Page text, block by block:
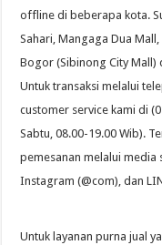
offline di beberapa kota.
Sahari, Mangaga Dua
Bogor (Sibinong City Mall)
Untuk transaksi melalui
customer service kami di
Sabtu, 08.00-19.00 Wib).
pemesanan melalui media
Instagram (@com), dan
Untuk layanan purna jual